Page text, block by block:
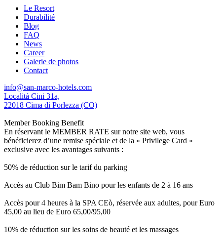
Le Resort
Durabilité
Blog
FAQ
News
Career
Galerie de photos
Contact
info@san-marco-hotels.com
Localitá Cini 31a,
22018 Cima di Porlezza (CO)
Member Booking Benefit
En réservant le MEMBER RATE sur notre site web, vous
bénéficierez d’une remise spéciale et de la « Privilege Card »
exclusive avec les avantages suivants :
50% de réduction sur le tarif du parking
Accès au Club Bim Bam Bino pour les enfants de 2 à 16 ans
Accès pour 4 heures à la SPA CEò, réservée aux adultes, pour Euro
45,00 au lieu de Euro 65,00/95,00
10% de réduction sur les soins de beauté et les massages